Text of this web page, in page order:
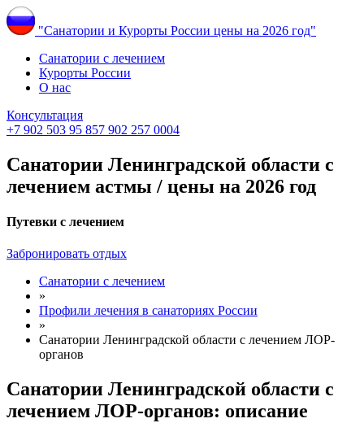
"Санатории и Курорты России цены на 2026 год"
Санатории с лечением
Курорты России
О нас
Консультация
+7 902 503 95 857 902 257 0004
Санатории Ленинградской области с
лечением астмы / цены на 2026 год
Путевки с лечением
Забронировать отдых
Санатории с лечением
»
Профили лечения в санаториях России
»
Санатории Ленинградской области с лечением ЛОР-
органов
Санатории Ленинградской области с
лечением ЛОР-органов: описание